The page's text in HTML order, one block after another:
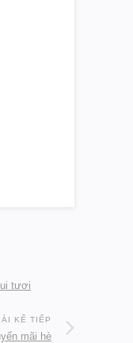
tươi
KẾ TIẾP
mãi hè